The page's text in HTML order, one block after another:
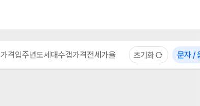
가격입주년도세대수갭가격전세가율 초기화 문자 /